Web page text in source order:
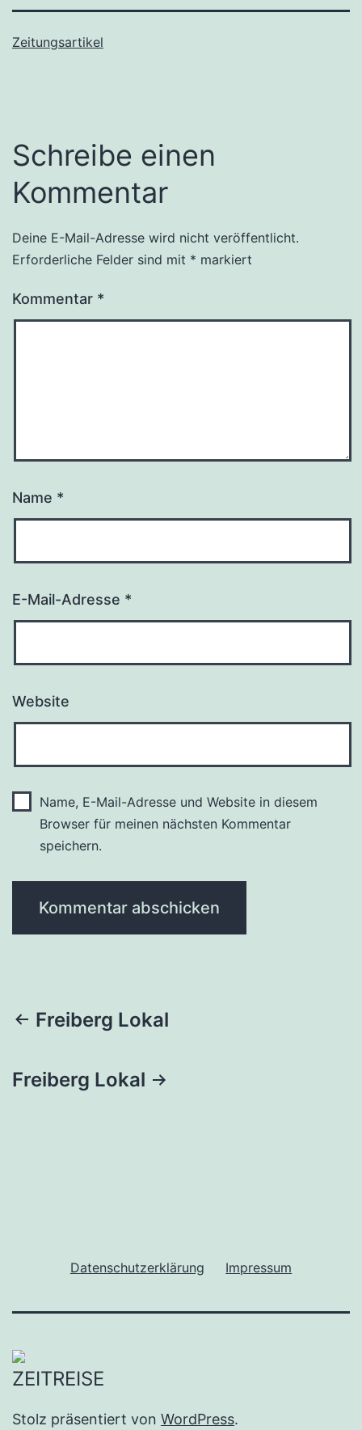
Zeitungsartikel
Schreibe einen
Kommentar
Deine E-Mail-Adresse wird nicht veröffentlicht.
Erforderliche Felder sind mit * markiert
Kommentar *
Name *
E-Mail-Adresse *
Website
Name, E-Mail-Adresse und Website in diesem
Browser für meinen nächsten Kommentar
speichern.
Beitragsnavigation
Freiberg Lokal
Freiberg Lokal
Datenschutzerklärung Impressum
Stolz präsentiert von WordPress.